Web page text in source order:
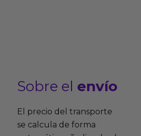
Sobre el envío
El precio del transporte
se calcula de forma